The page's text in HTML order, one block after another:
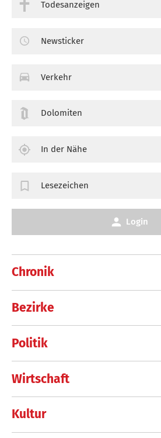
Chronik
Bezirke
Politik
Wirtschaft
Kultur
Todesanzeigen
Newsticker
Verkehr
Dolomiten
In der Nähe
Lesezeichen
Login